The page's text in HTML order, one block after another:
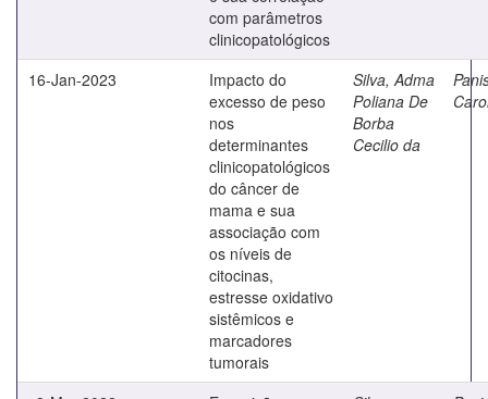
com parâmetros
clinicopatológicos
16-Jan-2023
Impacto do
excesso de peso
nos
determinantes
clinicopatológicos
do câncer de
mama e sua
associação com
os níveis de
citocinas,
estresse oxidativo
sistêmicos e
marcadores
tumorais
Silva, Adma
Poliana De
Borba
Cecilio da